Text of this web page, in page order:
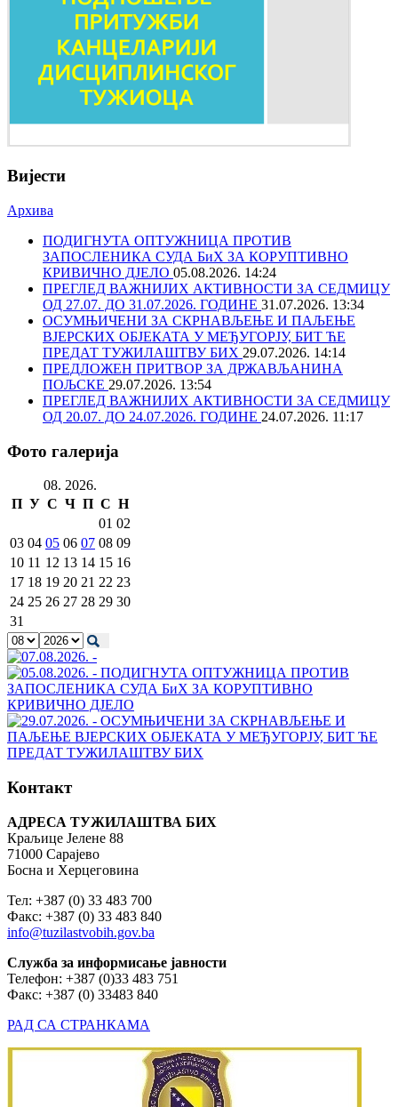
Вијести
Архива
ПОДИГНУТА ОПТУЖНИЦА ПРОТИВ
ЗАПОСЛЕНИКА СУДА БиХ ЗА КОРУПТИВНО
КРИВИЧНО ДЈЕЛО 05.08.2026. 14:24
ПРЕГЛЕД ВАЖНИЈИХ АКТИВНОСТИ ЗА СЕДМИЦУ
ОД 27.07. ДО 31.07.2026. ГОДИНЕ 31.07.2026. 13:34
ОСУМЊИЧЕНИ ЗА СКРНАВЉЕЊЕ И ПАЉЕЊЕ
ВЈЕРСКИХ ОБЈЕКАТА У МЕЂУГОРЈУ, БИТ ЋЕ
ПРЕДАТ ТУЖИЛАШТВУ БИХ 29.07.2026. 14:14
ПРЕДЛОЖЕН ПРИТВОР ЗА ДРЖАВЉАНИНА
ПОЉСКЕ 29.07.2026. 13:54
ПРЕГЛЕД ВАЖНИЈИХ АКТИВНОСТИ ЗА СЕДМИЦУ
ОД 20.07. ДО 24.07.2026. ГОДИНЕ 24.07.2026. 11:17
Фото галерија
08. 2026.
П У С Ч П С Н
01 02
03 04 05 06 07 08 09
10 11 12 13 14 15 16
17 18 19 20 21 22 23
24 25 26 27 28 29 30
31
Контакт
АДРЕСА ТУЖИЛАШТВА БИХ
Краљице Јелене 88
71000 Сарајево
Босна и Херцеговина
Тел: +387 (0) 33 483 700
Факс: +387 (0) 33 483 840
info@tuzilastvobih.gov.ba
Служба за информисање јавности
Телефон: +387 (0)33 483 751
Факс: +387 (0) 33483 840
РАД СА СТРАНКАМА